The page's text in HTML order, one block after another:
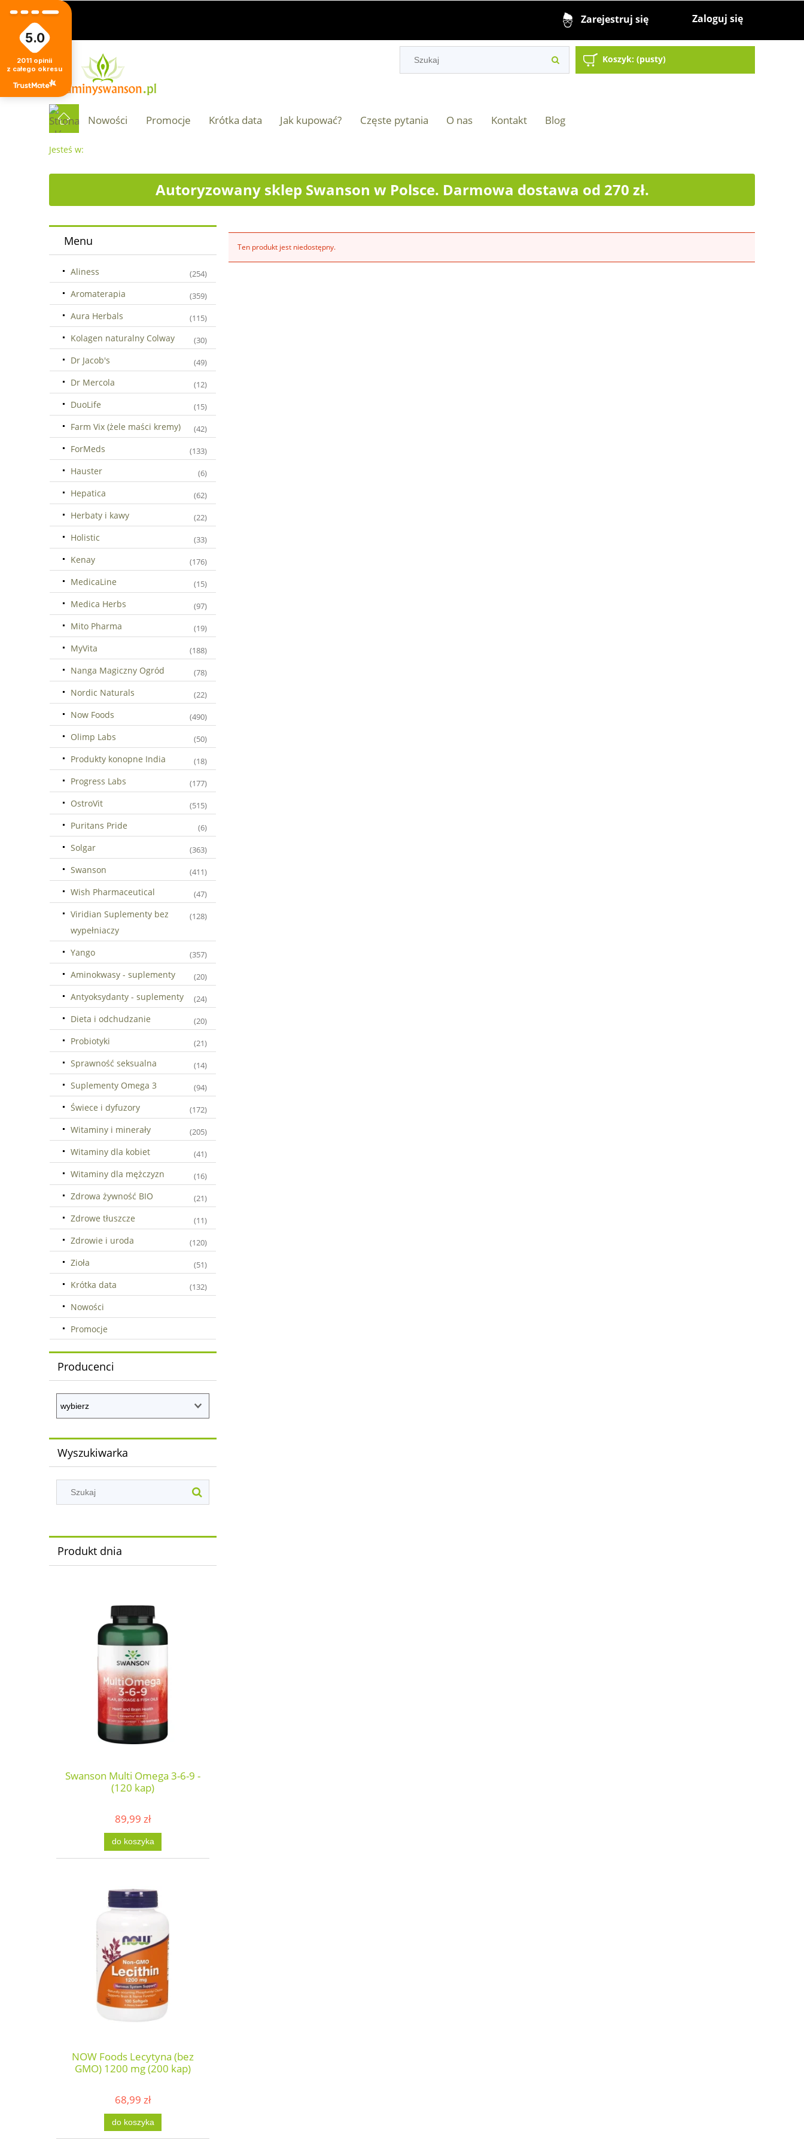
Zarejestruj się Zaloguj się
Koszyk: (pusty)
Nowości Promocje Krótka data Jak kupować? Częste pytania O nas Kontakt Blog
Jesteś w:
Autoryzowany sklep Swanson w Polsce. Darmowa dostawa od 270 zł.
Menu
Aliness (254)
Aromaterapia (359)
Aura Herbals (115)
Kolagen naturalny Colway (30)
Dr Jacob's (49)
Dr Mercola (12)
DuoLife (15)
Farm Vix (żele maści kremy) (42)
ForMeds (133)
Hauster (6)
Hepatica (62)
Herbaty i kawy (22)
Holistic (33)
Kenay (176)
MedicaLine (15)
Medica Herbs (97)
Mito Pharma (19)
MyVita (188)
Nanga Magiczny Ogród (78)
Nordic Naturals (22)
Now Foods (490)
Olimp Labs (50)
Produkty konopne India (18)
Progress Labs (177)
OstroVit (515)
Puritans Pride (6)
Solgar (363)
Swanson (411)
Wish Pharmaceutical (47)
Viridian Suplementy bez
wypełniaczy
(128)
Yango (357)
Aminokwasy - suplementy (20)
Antyoksydanty - suplementy (24)
Dieta i odchudzanie (20)
Probiotyki (21)
Sprawność seksualna (14)
Suplementy Omega 3 (94)
Świece i dyfuzory (172)
Witaminy i minerały (205)
Witaminy dla kobiet (41)
Witaminy dla mężczyzn (16)
Zdrowa żywność BIO (21)
Zdrowe tłuszcze (11)
Zdrowie i uroda (120)
Zioła (51)
Krótka data (132)
Nowości
Promocje
Producenci
Wyszukiwarka
Produkt dnia
Swanson Multi Omega 3-6-9 -
(120 kap)
89,99 zł
do koszyka
NOW Foods Lecytyna (bez
GMO) 1200 mg (200 kap)
68,99 zł
do koszyka
Ten produkt jest niedostępny.
5.0
2011 opinii
z całego okresu